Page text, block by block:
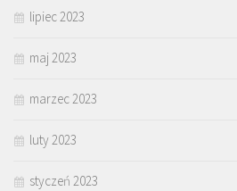
lipiec 2023
maj 2023
marzec 2023
luty 2023
styczeń 2023